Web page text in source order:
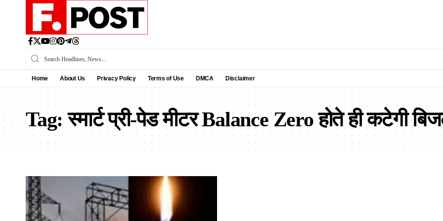
Home About Us Privacy Policy Terms of Use DMCA Disclaimer
Tag:स्मार्ट प्री-पेड मीटर Balance Zero होते ही कटेगी